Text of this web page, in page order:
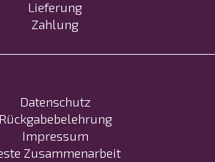
Lieferung
Zahlung
Datenschutz
Rückgabebelehrung
Impressum
Zusammenarbeit